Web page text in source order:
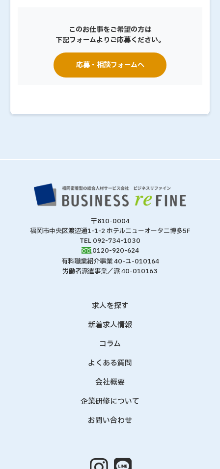
このお仕事をご希望の方は
下記フォームよりご応募ください。
応募・相談フォームへ
〒810-0004
福岡市中央区渡辺通1-1-2 ホテルニューオータニ博多5F
TEL 092-734-1030
0120-920-624
有料職業紹介事業 40-ユ-010164
労働者派遣事業／派 40-010163
求人を探す
新着求人情報
コラム
よくある質問
会社概要
企業研修について
お問い合わせ